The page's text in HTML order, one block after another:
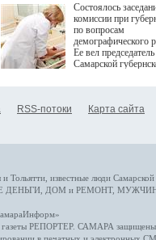
возникающие при
данными
более динамичного
проникновения
сегмент
отраслевое
рассказала Ольга
ходе сессии
качества жизни" в
ПМЭФ 2025. В
РФ Михаил
представители
Состоялось
комиссии при
по вопросам
демографического
Ее вел председатель
Самарской
RSS-потоки Карта сайта
Тольятти, известные люди
ДЕНЬГИ ДОМ и РЕМОНТ,
РЕПОРТЕР. САМАРА защищены.